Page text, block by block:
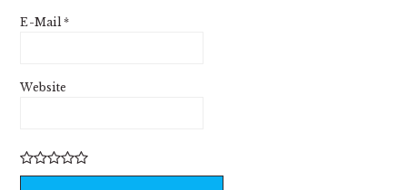
E-Mail*
Website